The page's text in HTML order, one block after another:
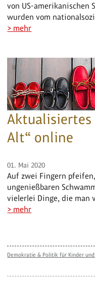
von US-amerikanischen
wurden vom
> mehr
Aktualisiertes
Alt“ online
01. Mai 2020
Auf zwei Fingern
ungenießbaren
vielerlei Dinge, die man
> mehr
Demokratie & Politik für Kinder